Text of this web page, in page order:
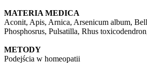
MATERIA MEDICA
Aconit, Apis, Arnica, Arsenicum album,
Phosphosrus, Pulsatilla, Rhus
METODY
Podejścia w homeopatii